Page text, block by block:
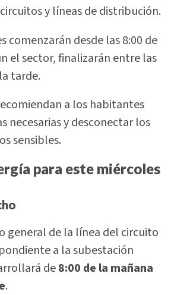
y líneas de distribución.
comenzarán desde las 8:00 de
el sector, finalizarán entre las
tarde.
a los habitantes
necesarias y desconectar los
sensibles.
para este miércoles
general de la línea del circuito
a la subestación
de8:00 de la mañana
.